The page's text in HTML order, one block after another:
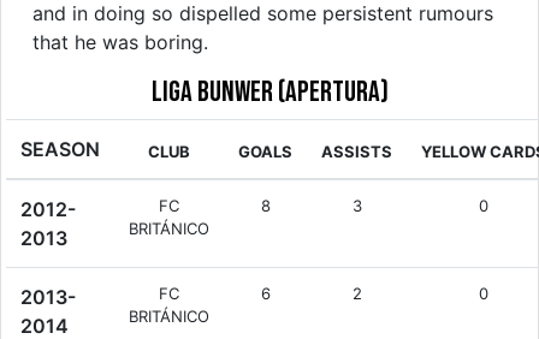
and in doing so dispelled some persistent rumours
that he was boring.
Liga Bunwer (Apertura)
SEASON CLUB GOALS ASSISTS YELLOW
2012-
2013
FC
BRITÁNICO
8 3 0
2013-
2014
FC
BRITÁNICO
6 2 0